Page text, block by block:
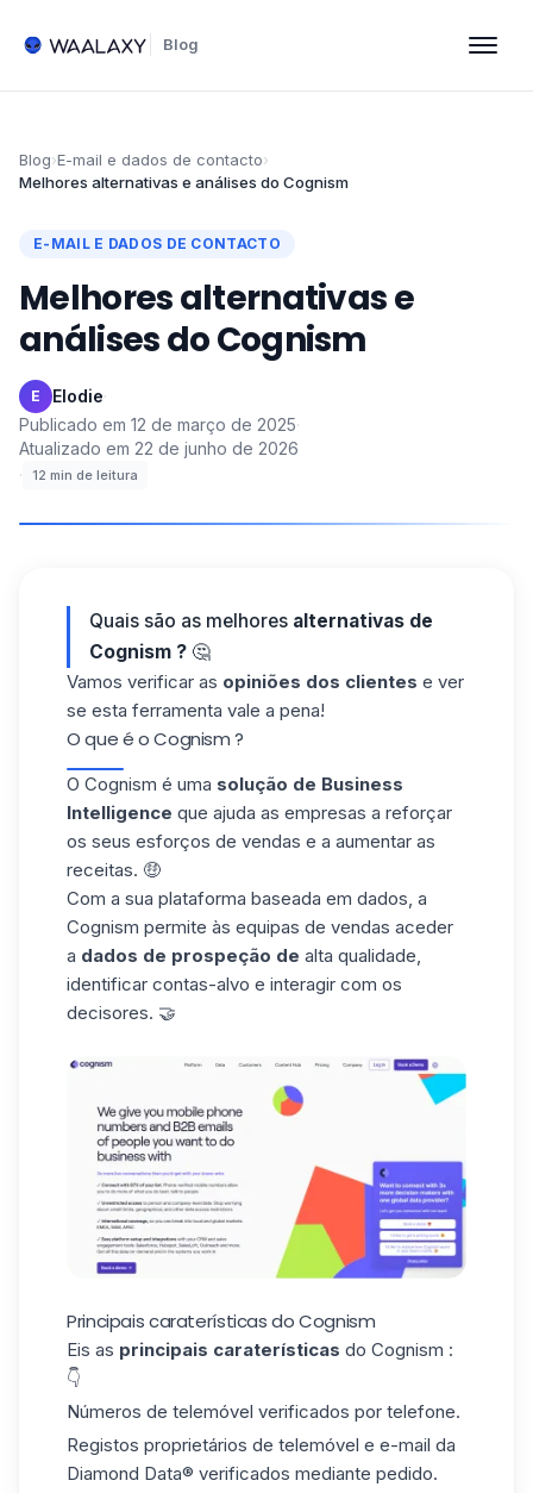
Blog
Blog›E-mail e dados de contacto›
Melhores alternativas e análises do Cognism
E-MAIL E DADOS DE CONTACTO
Melhores alternativas e
análises do Cognism
E Elodie·
Publicado em 12 de março de 2025·
Atualizado em 22 de junho de 2026
·
12 min de leitura
Quais são as melhores alternativas de
Cognism ? 🤔
Vamos verificar as opiniões dos clientes e ver
se esta ferramenta vale a pena!
O que é o Cognism ?
O Cognism é uma solução de Business
Intelligence que ajuda as empresas a reforçar
os seus esforços de vendas e a aumentar as
receitas. 🤑
Com a sua plataforma baseada em dados, a
Cognism permite às equipas de vendas aceder
a dados de prospeção de alta qualidade,
identificar contas-alvo e interagir com os
decisores. 🤝
Principais caraterísticas do Cognism
Eis as principais caraterísticas do Cognism :
👇
Números de telemóvel verificados por telefone.
Registos proprietários de telemóvel e e-mail da
Diamond Data® verificados mediante pedido.